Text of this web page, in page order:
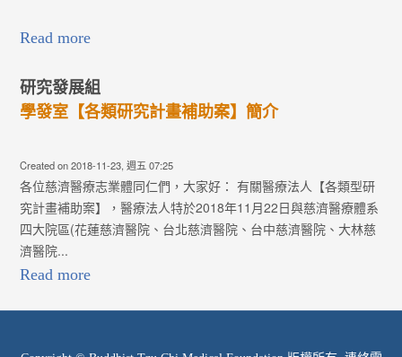
Read more
研究發展組
學發室【各類研究計畫補助案】簡介
Created on 2018-11-23, 週五 07:25
各位慈濟醫療志業體同仁們，大家好： 有關醫療法人【各類型研
究計畫補助案】，醫療法人特於2018年11月22日與慈濟醫療體系
四大院區(花蓮慈濟醫院、台北慈濟醫院、台中慈濟醫院、大林慈
濟醫院...
Read more